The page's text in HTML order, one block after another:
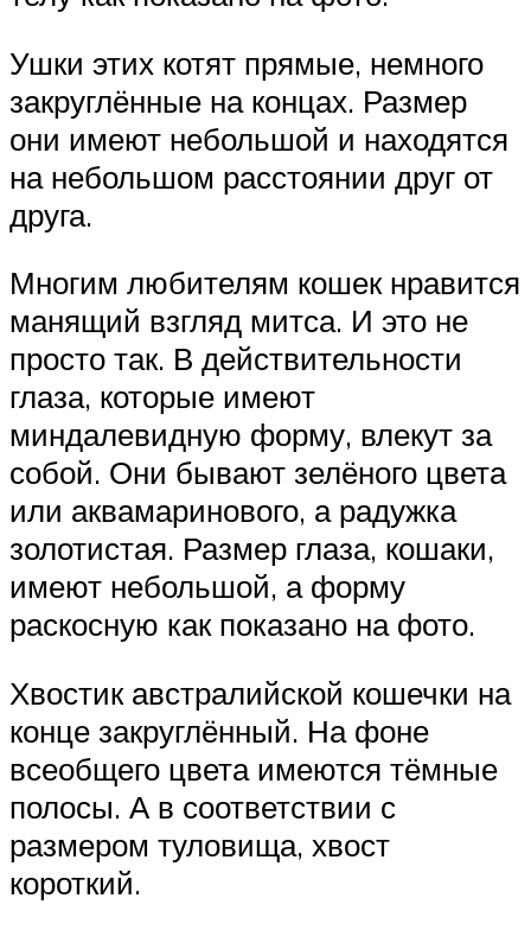
Ушки этих котят прямые, немного
закруглённые на концах. Размер
они имеют небольшой и находятся
на небольшом расстоянии друг от
друга.
Многим любителям кошек нравится
манящий взгляд митса. И это не
просто так. В действительности
глаза, которые имеют
миндалевидную форму, влекут за
собой. Они бывают зелёного цвета
или аквамаринового, а радужка
золотистая. Размер глаза, кошаки,
имеют небольшой, а форму
раскосную как показано на фото.
Хвостик австралийской кошечки на
конце закруглённый. На фоне
всеобщего цвета имеются тёмные
полосы. А в соответствии с
размером туловища, хвост
короткий.